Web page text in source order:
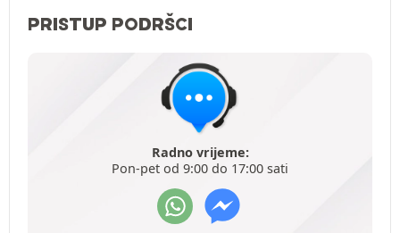
PRISTUP PODRŠCI
Radno vrijeme:
Pon-pet od 9:00 do 17:00 sati